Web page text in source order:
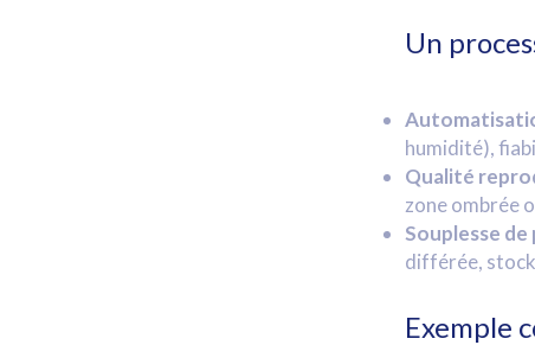
Un
humidité),
Qualité
zone ombrée
Souplesse
différée,
Exemple